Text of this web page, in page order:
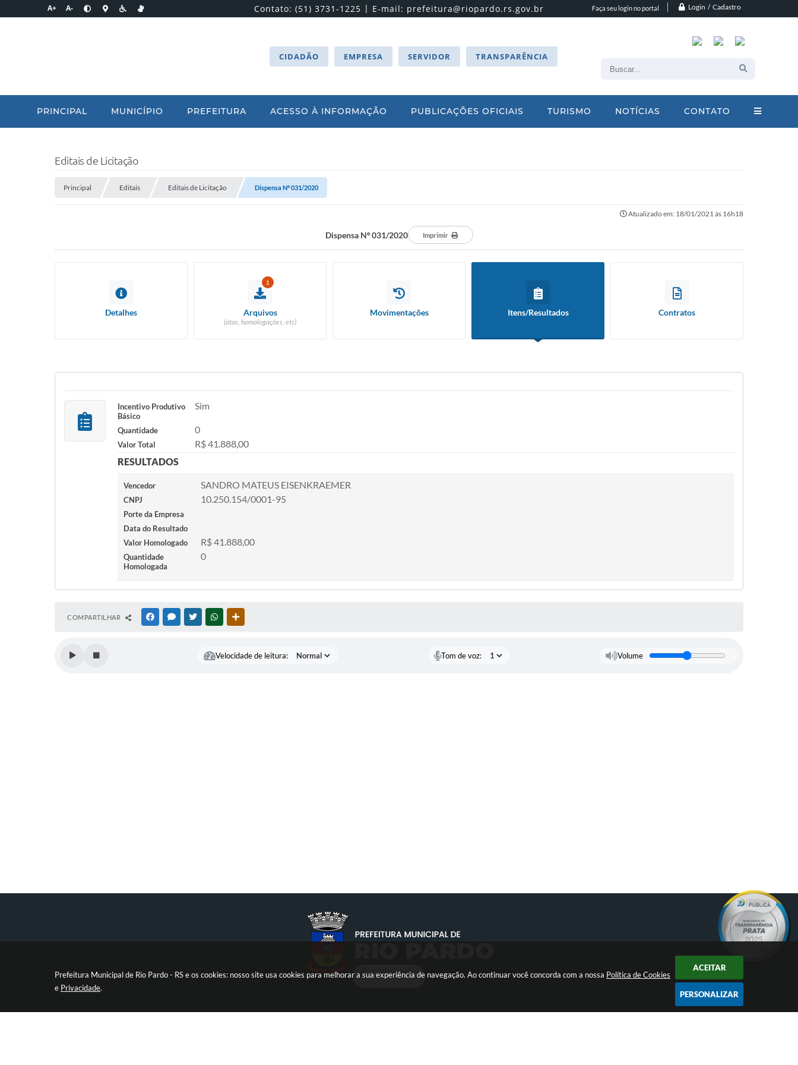
Prefeitura Municipal de Rio Pardo - RS e os cookies: nosso site usa cookies para melhorar a sua experiência de navegação. Ao continuar você concorda com a nossa Política de Cookies
e Privacidade.
ACEITAR
PERSONALIZAR
Faça seu login no portal Login / Cadastro
A+ A- Contato: (51) 3731-1225 | E-mail: prefeitura@riopardo.rs.gov.br
CIDADÃO EMPRESA SERVIDOR TRANSPARÊNCIA
PRINCIPAL MUNICÍPIO PREFEITURA ACESSO À INFORMAÇÃO PUBLICAÇÕES OFICIAIS TURISMO NOTÍCIAS CONTATO
Editais de Licitação
Principal Editais Editais de Licitação Dispensa Nº 031/2020
Atualizado em: 18/01/2021 às 16h18
Dispensa Nº 031/2020 Imprimir
Detalhes
1
Arquivos
(atas, homologações, etc)
Movimentações Itens/Resultados Contratos
Incentivo Produtivo
Básico
Sim
Quantidade 0
Valor Total
R$ 41.888,00
RESULTADOS
Vencedor SANDRO MATEUS EISENKRAEMER
CNPJ 10.250.154/0001-95
Porte da Empresa
Data do Resultado
Valor Homologado
R$ 41.888,00
Quantidade
Homologada
0
COMPARTILHAR FACEBOOKMESSENGER
TWITTERWHATSAPP
Velocidade de leitura: Tom de voz: Volume